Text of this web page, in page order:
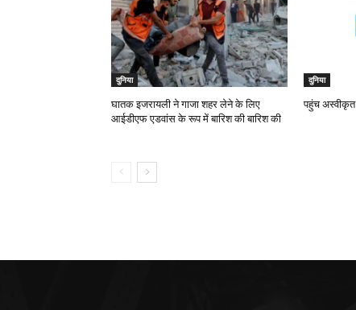
दुनिया
घातक इजरायली ने गाजा शहर लेने के लिए
आईडीएफ एडवांस के रूप में बारिश की बारिश की
दुनिया
पहुंच अस्वीकृत